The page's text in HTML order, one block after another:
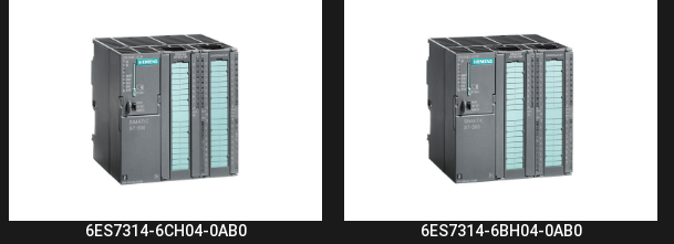
6ES7314-6BH04-0AB0
6ES7314-6CH04-0AB0